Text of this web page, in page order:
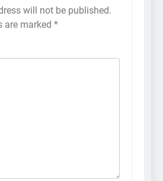
will not be published.
are marked *